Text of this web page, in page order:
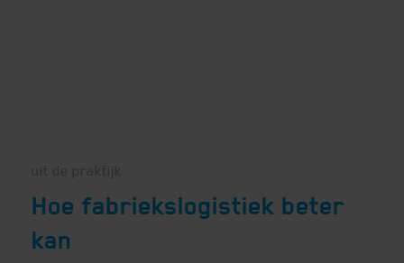
Hoe fabriekslogistiek beter
kan